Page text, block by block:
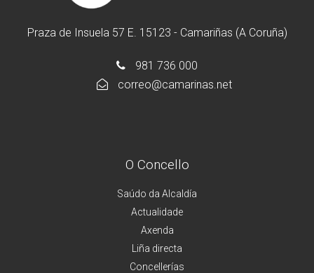
Praza de Insuela 57 E. 15123 - Camariñas (A Coruña)
981 736 000
correo@camarinas.net
O Concello
Saúdo da Alcaldía
Actualidade
Axenda
Liña directa
Concellerías